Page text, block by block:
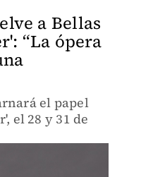
a Bellas
“La ópera
el papel
el 28 y 31 de